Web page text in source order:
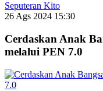
Seputeran Kito
26 Ags 2024 15:30
Cerdaskan Anak
melalui PEN 7.0